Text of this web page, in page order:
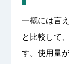
一概には言
と比較して
す。使用量